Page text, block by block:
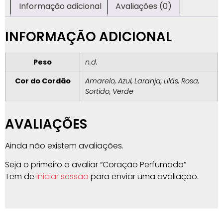
Informação adicional Avaliações (0)
INFORMAÇÃO ADICIONAL
Peso
n.d.
Cor do Cordão
Amarelo, Azul, Laranja, Lilás, Rosa,
Sortido, Verde
AVALIAÇÕES
Ainda não existem avaliações.
Seja o primeiro a avaliar “Coração Perfumado”
Tem de iniciar sessão para enviar uma avaliação.